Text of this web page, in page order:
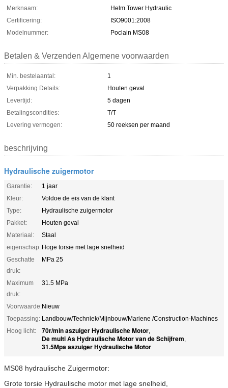
Merknaam:
Helm Tower Hydraulic
Certificering:
ISO9001:2008
Modelnummer:
Poclain MS08
Betalen & Verzenden Algemene voorwaarden
Min. bestelaantal:
1
Verpakking Details:
Houten geval
Levertijd:
5 dagen
Betalingscondities:
T/T
Levering vermogen:
50 reeksen per maand
beschrijving
Hydraulische zuigermotor
Garantie:
1 jaar
Kleur:
Voldoe de eis van de klant
Type:
Hydraulische zuigermotor
Pakket:
Houten geval
Materiaal:
Staal
eigenschap: Hoge torsie met lage snelheid
Geschatte
druk:
MPa 25
Maximum
druk:
31.5 MPa
Voorwaarde:Nieuw
Toepassing: Landbouw/Techniek/Mijnbouw/Mariene /Construction-Machines
Hoog licht:
70r/min aszuiger Hydraulische Motor,
De multi As Hydraulische Motor van de Schijfrem,
31.5Mpa aszuiger Hydraulische Motor
MS08 hydraulische Zuigermotor:
Grote torsie Hydraulische motor met lage snelheid,